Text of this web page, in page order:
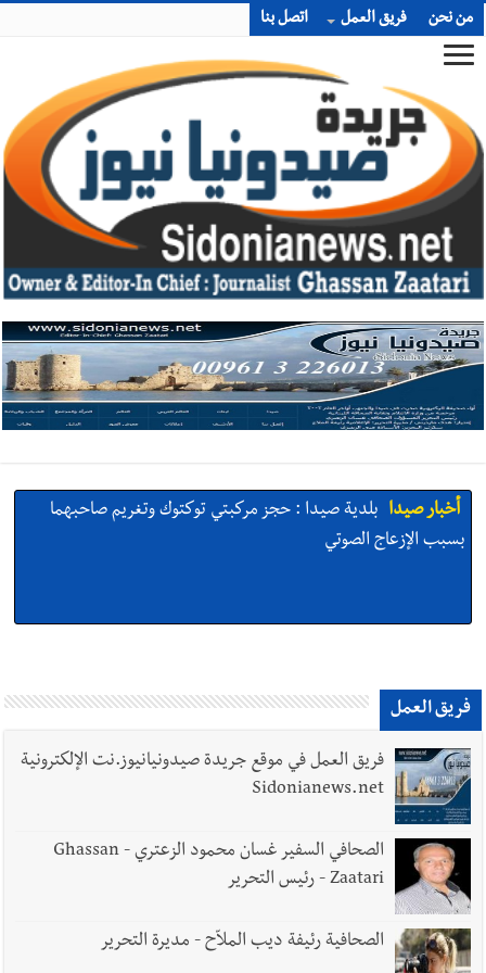
من نحن فريق العمل اتصل بنا
أخبار صيدا بلدية صيدا : حجز مركبتي توكتوك وتغريم صاحبهما
بسبب الإزعاج الصوتي
القدرات -صيدا
أخبار صيدا
بلدية صيدا ومؤسسة الحريري تعقدان الاجتماع
التشاوري الأول للمرصد الحضري
أخبار صيدا
استعراض شامل لمشاريع وتأكيدٌ على حماية القيمة التراثية للمدينة
فريق العمل
فريق العمل في موقع جريدة صيدونيانيوز.نت الإلكترونية
Sidonianews.net
الصحافي السفير غسان محمود الزعتري - Ghassan
Zaatari - رئيس التحرير
الصحافية رئيفة ديب الملاّح - مديرة التحرير